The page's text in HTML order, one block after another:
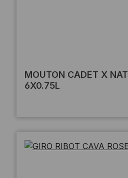
MOUTON CADET X
6X0.75L